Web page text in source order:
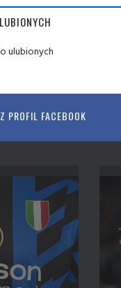
ulubionych
PROFIL FACEBOOK